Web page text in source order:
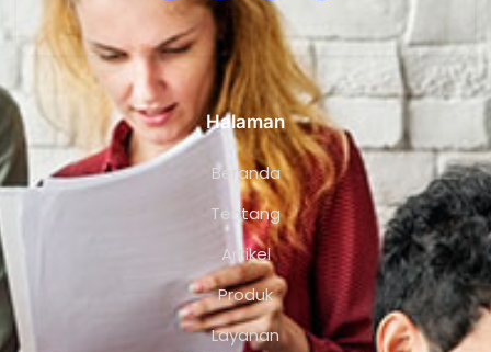
Halaman
Beranda
Tentang
Artikel
Produk
Layanan